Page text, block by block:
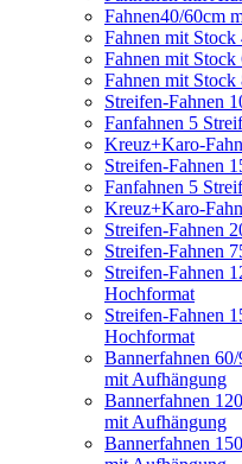
Fahnen40/60cm
Fahnen mit Stock
Fahnen mit Stock
Fahnen mit Stock
Streifen-Fahnen
Fanfahnen 5
Kreuz+Karo-
Streifen-Fahnen
Fanfahnen 5
Kreuz+Karo-
Streifen-Fahnen
Streifen-Fahnen
Streifen-Fahnen
Hochformat
Streifen-Fahnen
Hochformat
Bannerfahnen
mit Aufhängung
Bannerfahnen
mit Aufhängung
Bannerfahnen